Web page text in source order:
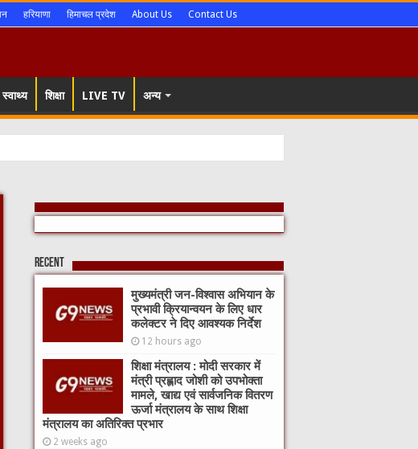
हरियाणा हिमाचल प्रदेश About Us Contact Us
स्वाथ्य शिक्षा LIVE TV अन्य
मंत्रालय के साथ शिक्षा मंत्रालय का
Recent
मुख्यमंत्री जन-विश्वास अभियान के
प्रभावी क्रियान्वयन के लिए धार
कलेक्टर ने दिए आवश्यक निर्देश
12 hours ago
शिक्षा मंत्रालय : मोदी सरकार में
मंत्री प्रह्लाद जोशी को उपभोक्ता
मामले, खाद्य एवं सार्वजनिक वितरण
ऊर्जा मंत्रालय के साथ शिक्षा
मंत्रालय का अतिरिक्त प्रभार
2 weeks ago